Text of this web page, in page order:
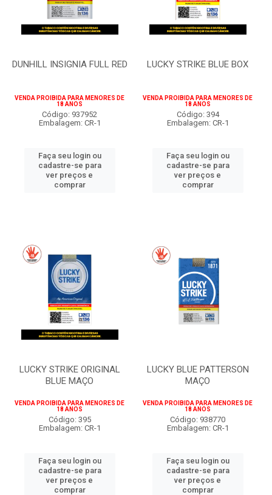
DUNHILL INSIGNIA FULL RED
VENDA PROIBIDA PARA MENORES DE
18 ANOS
Código: 937952
Embalagem: CR-1
Faça seu login ou
cadastre-se para
ver preços e
comprar
LUCKY STRIKE BLUE BOX
VENDA PROIBIDA PARA MENORES DE
18 ANOS
Código: 394
Embalagem: CR-1
Faça seu login ou
cadastre-se para
ver preços e
comprar
LUCKY STRIKE ORIGINAL
BLUE MAÇO
VENDA PROIBIDA PARA MENORES DE
18 ANOS
Código: 395
Embalagem: CR-1
Faça seu login ou
cadastre-se para
ver preços e
comprar
LUCKY BLUE PATTERSON
MAÇO
VENDA PROIBIDA PARA MENORES DE
18 ANOS
Código: 938770
Embalagem: CR-1
Faça seu login ou
cadastre-se para
ver preços e
comprar